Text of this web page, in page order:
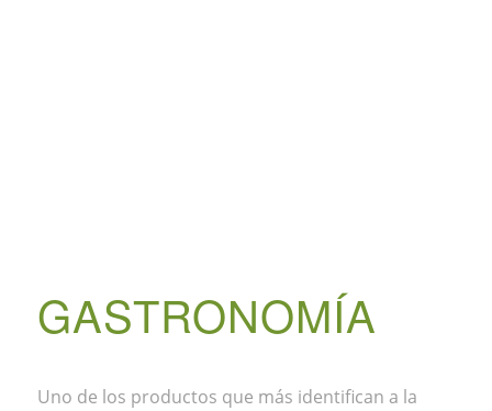
GASTRONOMÍA
Uno de los productos que más identifican a la